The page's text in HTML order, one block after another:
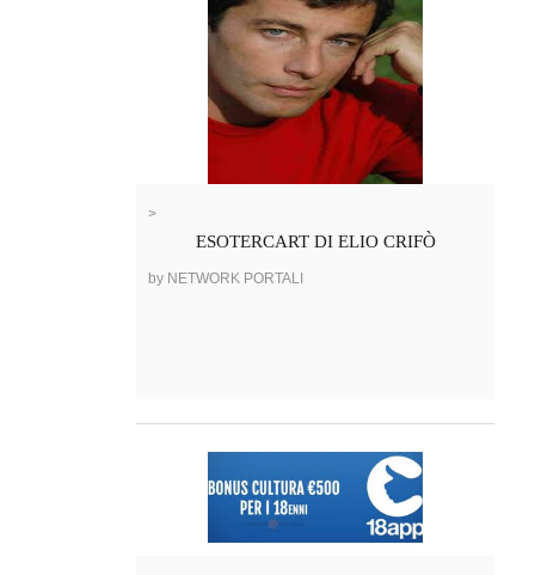
>
ESOTERCART DI ELIO CRIFÒ
by NETWORK PORTALI